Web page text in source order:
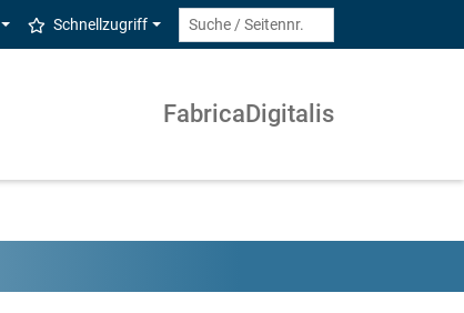
Schnellzugriff
FabricaDigitalis